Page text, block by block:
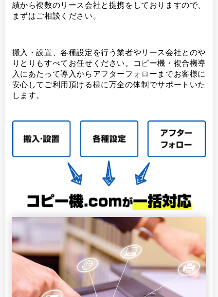
績から複数のリース会社と提携をしておりますので、
まずはご相談ください。
搬入・設置、各種設定を行う業者やリース会社とのや
りとりもすべてお任せください。コピー機・複合機導
入にあたって導入からアフターフォローまでお客様に
安心してご利用頂ける様に万全の体制でサポートいた
します。